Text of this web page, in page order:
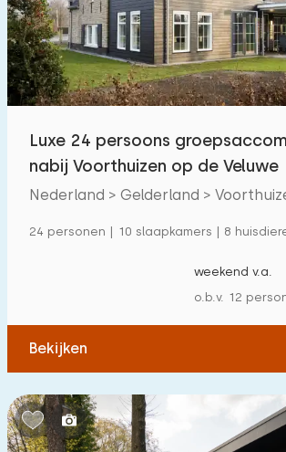
Zwembad
Omheinde tuin
Huisdiervrij
Oplaadpunt auto
€ 0 — € 4000+
Slaapkamers:
Luxe 24 persoons
nabij Voorthuizen op de Veluwe
Nederland > Gelderland >
24 personen | 10 slaapkamers | 8
weekend v.a.
o.b.v. 12
Bekijken